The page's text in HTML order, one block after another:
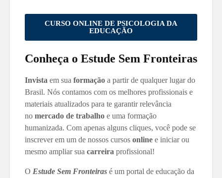
CURSO ONLINE DE PSICOLOGIA DA
EDUCAÇÃO
Conheça o Estude Sem Fronteiras
Invista em sua formação a partir de qualquer lugar do
Brasil. Nós contamos com os melhores profissionais e
materiais atualizados para te garantir relevância
no mercado de trabalho e uma formação
humanizada. Com apenas alguns cliques, você pode se
inscrever em um de nossos cursos online e iniciar ou
mesmo ampliar sua carreira profissional!
O Estude Sem Fronteiras é um portal de educação da